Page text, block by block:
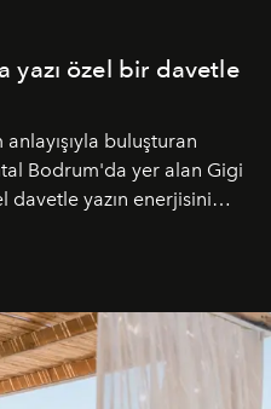
yazı özel bir davetle
buluşturan
Bodrum'da yer alan Gigi
yazın enerjisini